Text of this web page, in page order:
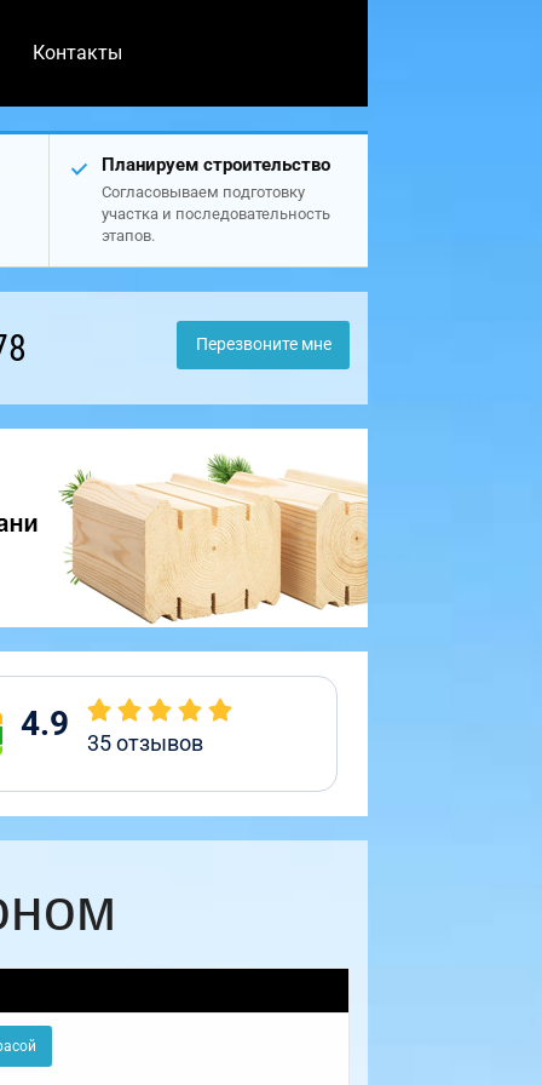
Контакты
Планируем строительство
Согласовываем подготовку
участка и последовательность
этапов.
Перезвоните мне
4.9 35отзывов